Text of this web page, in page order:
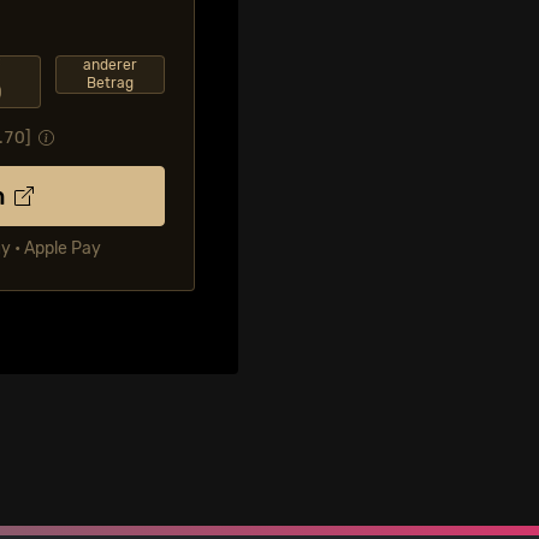
anderer
Betrag
• Apple Pay